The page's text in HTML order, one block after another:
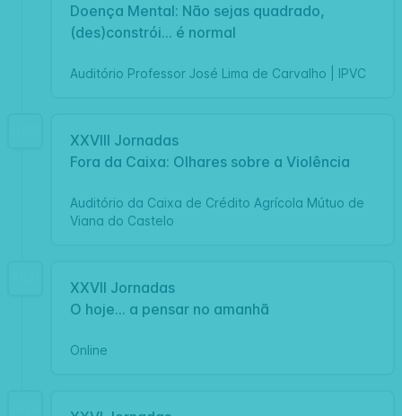
Doença Mental: Não sejas quadrado,
(des)constrói... é normal
Auditório Professor José Lima de Carvalho | IPVC
XXVIII Jornadas
Fora da Caixa: Olhares sobre a Violência
Auditório da Caixa de Crédito Agrícola Mútuo de
Viana do Castelo
XXVII Jornadas
O hoje... a pensar no amanhã
Online